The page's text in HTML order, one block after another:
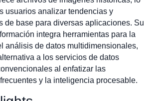
usuarios analizar tendencias y
de base para diversas aplicaciones. Su
integra herramientas para la
análisis de datos multidimensionales,
a los servicios de datos
al enfatizar las
y la inteligencia procesable.